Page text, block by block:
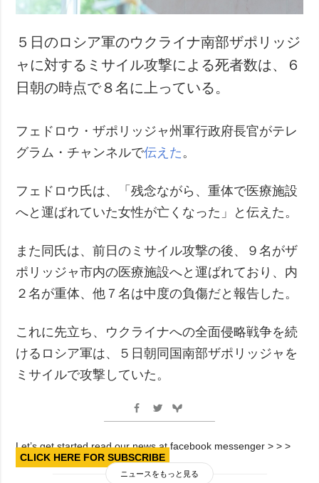
特集
インタビュー
写真
動画
購読
フォトバンク
５日のロシア軍のウクライナ南部ザポリッジ
ャに対するミサイル攻撃による死者数は、６
日朝の時点で８名に上っている。
フェドロウ・ザポリッジャ州軍行政府長官がテレ
グラム・チャンネルで伝えた 。
フェドロウ氏は、「残念ながら、重体で医療施設
へと運ばれていた女性が亡くなった」と伝えた。
また同氏は、前日のミサイル攻撃の後、９名がザ
ポリッジャ市内の医療施設へと運ばれており、内
２名が重体、他７名は中度の負傷だと報告した。
これに先立ち、ウクライナへの全面侵略戦争を続
けるロシア軍は、５日朝同国南部ザポリッジャを
ミサイルで攻撃していた。
Let’s get started read our news at facebook messenger > > >
CLICK HERE FOR SUBSCRIBE
ニュースをもっと見る